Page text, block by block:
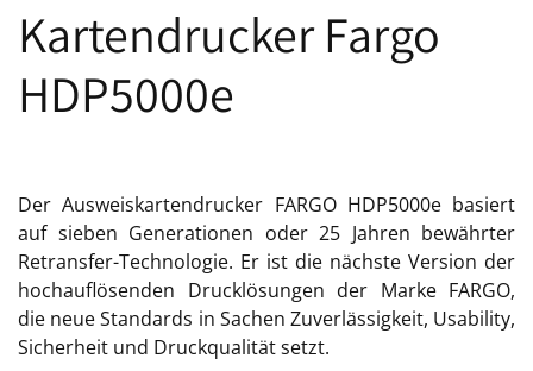
Kartendrucker Fargo
HDP5000e
Der Ausweiskartendrucker FARGO HDP5000e basiert
auf sieben Generationen oder 25 Jahren bewährter
Retransfer-Technologie. Er ist die nächste Version der
hochauflösenden Drucklösungen der Marke FARGO,
die neue Standards in Sachen Zuverlässigkeit, Usability,
Sicherheit und Druckqualität setzt.